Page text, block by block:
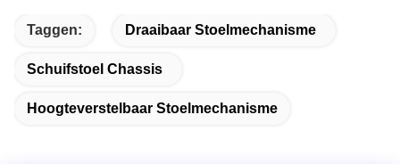
Taggen: Draaibaar Stoelmechanisme
Schuifstoel Chassis
Hoogteverstelbaar Stoelmechanisme